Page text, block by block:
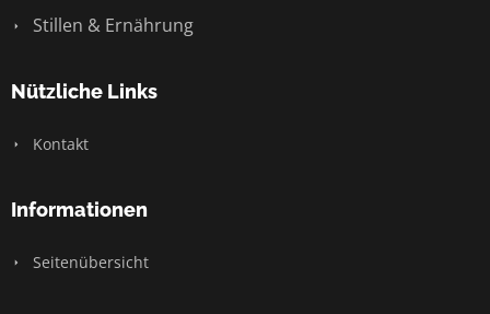
Stillen & Ernährung
Nützliche Links
Kontakt
Informationen
Seitenübersicht